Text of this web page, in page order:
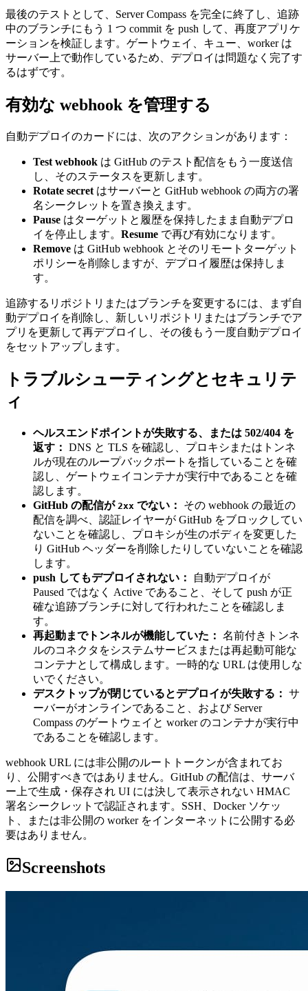
最後のテストとして、Server Compass を完全に終了し、追跡
中のブランチにもう 1 つ commit を push して、再度アプリケ
ーションを検証します。ゲートウェイ、キュー、worker は
サーバー上で動作しているため、デプロイは問題なく完了す
るはずです。
有効な webhook を管理する
自動デプロイのカードには、次のアクションがあります：
Test webhook は GitHub のテスト配信をもう一度送信
し、そのステータスを更新します。
Rotate secret はサーバーと GitHub webhook の両方の署
名シークレットを置き換えます。
Pause はターゲットと履歴を保持したまま自動デプロ
イを停止します。 Resume で再び有効になります。
Remove は GitHub webhook とそのリモートターゲット
ポリシーを削除しますが、デプロイ履歴は保持しま
す。
追跡するリポジトリまたはブランチを変更するには、まず自
動デプロイを削除し、新しいリポジトリまたはブランチでア
プリを更新して再デプロイし、その後もう一度自動デプロイ
をセットアップします。
トラブルシューティングとセキュリテ
ィ
ヘルスエンドポイントが失敗する、または 502/404 を
返す： DNS と TLS を確認し、プロキシまたはトンネ
ルが現在のループバックポートを指していることを確
認し、ゲートウェイコンテナが実行中であることを確
認します。
GitHub の配信が 2xx でない：
その webhook の最近の
配信を調べ、認証レイヤーが GitHub をブロックしてい
ないことを確認し、プロキシが生のボディを変更した
り GitHub ヘッダーを削除したりしていないことを確認
します。
push してもデプロイされない：
自動デプロイが
Paused ではなく Active であること、そして push が正
確な追跡ブランチに対して行われたことを確認しま
す。
再起動までトンネルが機能していた： 名前付きトンネ
ルのコネクタをシステムサービスまたは再起動可能な
コンテナとして構成します。一時的な URL は使用しな
いでください。
デスクトップが閉じているとデプロイが失敗する： サ
ーバーがオンラインであること、および Server
Compass のゲートウェイと worker のコンテナが実行中
であることを確認します。
webhook URL には非公開のルートトークンが含まれてお
り、公開すべきではありません。GitHub の配信は、サーバ
ー上で生成・保存され UI には決して表示されない HMAC
署名シークレットで認証されます。SSH、Docker ソケッ
ト、または非公開の worker をインターネットに公開する必
要はありません。
Screenshots